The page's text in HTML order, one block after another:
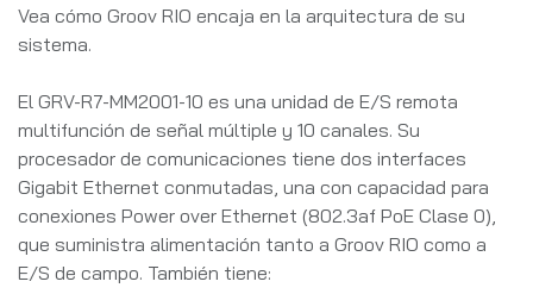
Vea cómo Groov RIO encaja en la arquitectura de su
sistema.
El GRV-R7-MM2001-10 es una unidad de E/S remota
multifunción de señal múltiple y 10 canales. Su
procesador de comunicaciones tiene dos interfaces
Gigabit Ethernet conmutadas, una con capacidad para
conexiones Power over Ethernet (802.3af PoE Clase 0),
que suministra alimentación tanto a Groov RIO como a
E/S de campo. También tiene: